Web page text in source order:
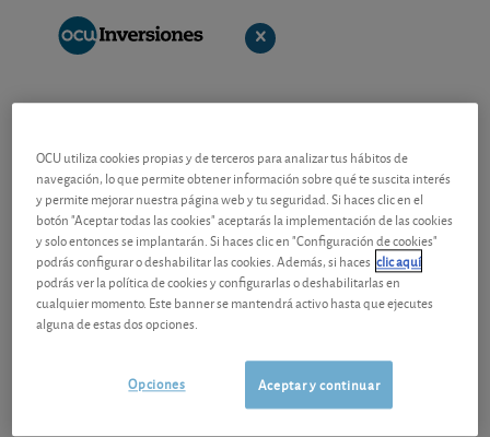
OCU utiliza cookies propias y de terceros para analizar tus hábitos de
navegación, lo que permite obtener información sobre qué te suscita interés
y permite mejorar nuestra página web y tu seguridad. Si haces clic en el
botón "Aceptar todas las cookies" aceptarás la implementación de las cookies
y solo entonces se implantarán. Si haces clic en "Configuración de cookies"
podrás configurar o deshabilitar las cookies. Además, si haces clic aquí
podrás ver la política de cookies y configurarlas o deshabilitarlas en
cualquier momento. Este banner se mantendrá activo hasta que ejecutes
alguna de estas dos opciones.
Aceptar y continuar
Opciones